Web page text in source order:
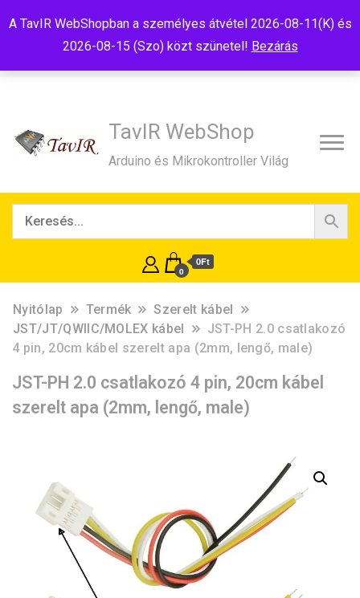
A TavIR WebShopban a személyes átvétel 2026-08-11(K) és
2026-08-15 (Szo) közt szünetel! Bezárás
TavIR WebShop
Arduino és Mikrokontroller Világ
0
0Ft
Nyitólap Termék
Szerelt kábel
JST/JT/QWIIC/MOLEX kábel
JST-PH 2.0 csatlakozó
4 pin, 20cm kábel szerelt apa (2mm, lengő, male)
JST-PH 2.0 csatlakozó 4 pin, 20cm kábel
szerelt apa (2mm, lengő, male)